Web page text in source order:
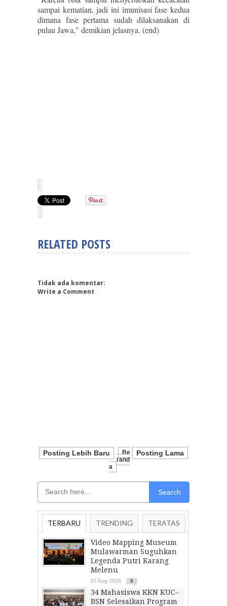
sampai kematian, jadi ini imunisasi fase kedua
dimana fase pertama sudah dilaksanakan di
pulau Jawa," demikian jelasnya. (end)
RELATED POSTS
Tidak ada komentar:
Write a Comment
Posting Lebih Baru Posting Lama
Be
Rand
A
Search
TERBARU TRENDING TERATAS
Video Mapping Museum
Mulawarman Suguhkan
Legenda Putri Karang
Melenu
07 Aug 2026 0
34 Mahasiswa KKN KUC–
BSN Selesaikan Program